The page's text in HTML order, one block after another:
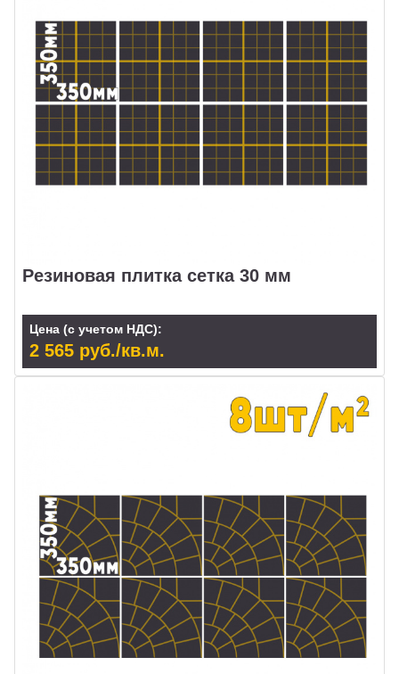
Резиновая плитка сетка 30 мм
Цена (с учетом НДС):
2 565 руб./кв.м.